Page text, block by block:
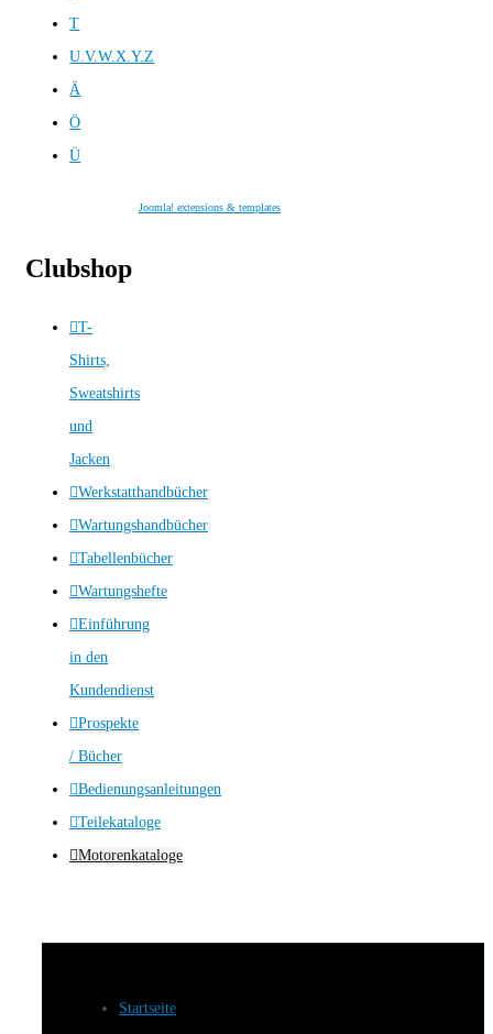
T
U.V.W.X.Y.Z
Ä
Ö
Ü
Joomla! extensions & templates
Clubshop
T-
Shirts,
Sweatshirts
und
Jacken
Werkstatthandbücher
Wartungshandbücher
Tabellenbücher
Wartungshefte
Einführung
in den
Kundendienst
Prospekte
/ Bücher
Bedienungsanleitungen
Teilekataloge
Motorenkataloge
Startseite